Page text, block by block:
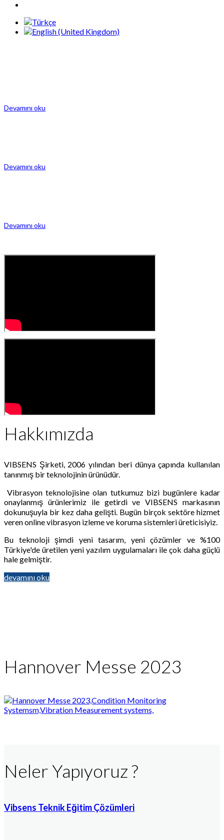
Devamını oku
Devamını oku
Devamını oku
Hakkımızda
VIBSENS Şirketi, 2006 yılından beri dünya çapında kullanılan
tanınmış bir teknolojinin ürünüdür.
Vibrasyon teknolojisine olan tutkumuz bizi bugünlere kadar
onaylanmış ürünlerimiz ile getirdi ve VIBSENS markasının
dokunuşuyla bir kez daha gelişti. Bugün birçok sektöre hizmet
veren online vibrasyon izleme ve koruma sistemleri üreticisiyiz.
Bu teknoloji şimdi yeni tasarım, yeni çözümler ve %100
Türkiye'de üretilen yeni yazılım uygulamaları ile çok daha güçlü
hale gelmiştir.
devamını oku
Hannover Messe 2023
Neler Yapıyoruz ?
Vibsens Teknik Eğitim Çözümleri